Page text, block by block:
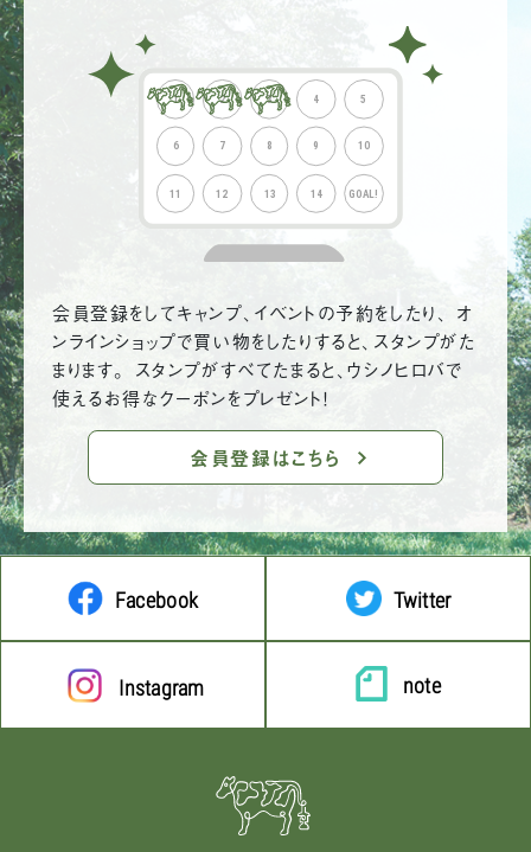
会員登録をしてキャンプ、イベントの予約をしたり、 オ
ンラインショップで買い物をしたりすると、スタンプがた
まります。 スタンプがすべてたまると、ウシノヒロバで
使えるお得なクーポンをプレゼント！
会員登録はこちら
Facebook Twitter
Instagram note